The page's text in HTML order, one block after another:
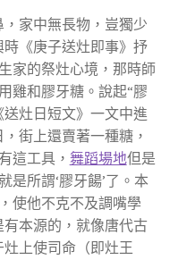
家中無長物，豈獨少
《庚子送灶即事》抒
家的祭灶心境，那時師
雞和膠牙糖。說起“膠
灶日短文》一文中進
街上還賣著一種糖，
這工具， 舞蹈場地但是
是所謂‘膠牙餳’了。本
使他不克不及調嘴學
本源的，就像唐代古
上使司命（即灶王